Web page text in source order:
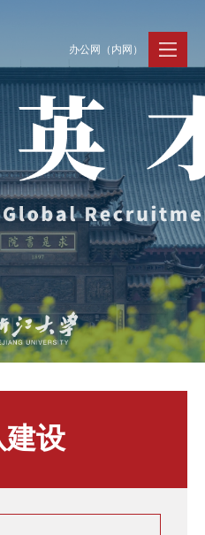
办公网（内网）
ZJU
人才动态
News and Events
新闻速递
人才风采
Life
建设